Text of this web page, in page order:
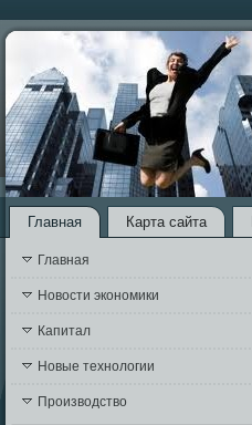
Главная Карта сайта
Главная
Новости экономики
Капитал
Новые технологии
Производство